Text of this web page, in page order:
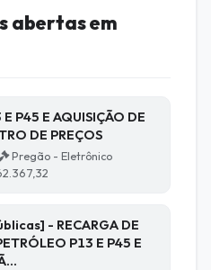
abertas em
P45 E AQUISIÇÃO DE
DE PREÇOS
Pregão - Eletrônico
- RECARGA DE
P13 E P45 E